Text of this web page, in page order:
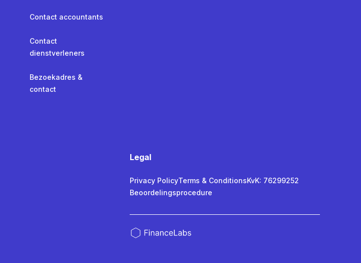
Contact accountants
Contact
dienstverleners
Bezoekadres &
contact
Legal
Privacy PolicyTerms & ConditionsKvK: 76299252
Beoordelingsprocedure